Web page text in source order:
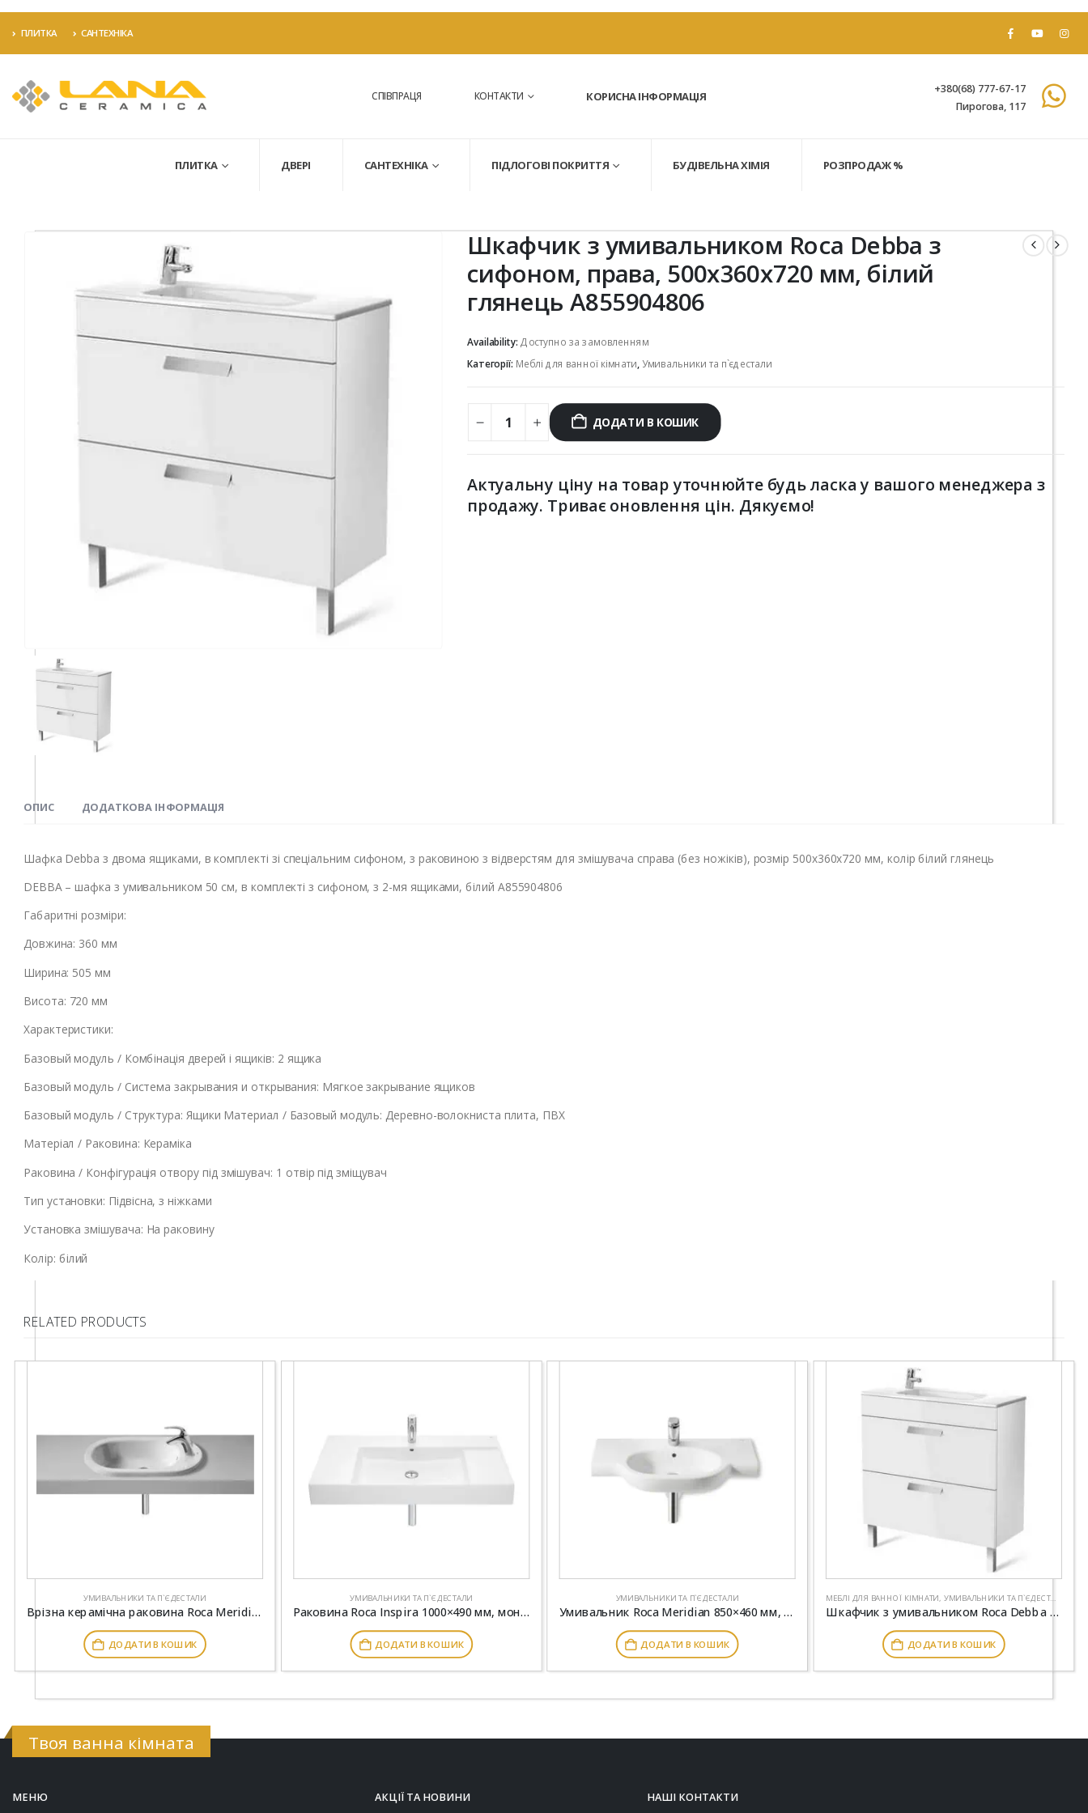
ПЛИТКА САНТЕХНІКА
СПІВПРАЦЯ КОНТАКТИ КОРИСНА ІНФОРМАЦІЯ
+380(68) 777-67-17
Пирогова, 117
ПЛИТКА ДВЕРІ САНТЕХНІКА ПІДЛОГОВІ ПОКРИТТЯ БУДІВЕЛЬНА ХІМІЯ РОЗПРОДАЖ %
Шкафчик з умивальником Roca Debba з
сифоном, права, 500х360х720 мм, білий
глянець A855904806
Availability: Доступно за замовленням
Категорії: Меблі для ванної кімнати,Умивальники та п`єдестали
ДОДАТИ В КОШИК
Актуальну ціну на товар уточнюйте будь ласка у вашого менеджера з
продажу. Триває оновлення цін. Дякуємо!
ОПИС ДОДАТКОВА ІНФОРМАЦІЯ
Шафка Debba з двома ящиками, в комплекті зі спеціальним сифоном, з раковиною з відверстям для змішувача справа (без ножіків), розмір 500х360х720 мм, колір білий глянець
DEBBA – шафка з умивальником 50 см, в комплекті з сифоном, з 2-мя ящиками, білий A855904806
Габаритні розміри:
Довжина: 360 мм
Ширина: 505 мм
Висота: 720 мм
Характеристики:
Базовый модуль / Комбінація дверей і ящиків: 2 ящика
Базовый модуль / Система закрывания и открывания: Мягкое закрывание ящиков
Базовый модуль / Структура: Ящики Материал / Базовый модуль: Деревно-волокниста плита, ПВХ
Матеріал / Раковина: Кераміка
Раковина / Конфігурація отвору під змішувач: 1 отвір під зміщувач
Тип установки: Підвісна, з ніжками
Установка змішувача: На раковину
Колір: білий
RELATED PRODUCTS
УМИВАЛЬНИКИ ТА П`ЄДЕСТАЛИ
Врізна керамічна раковина Roca Meridian 600×340 мм A32724E000
ДОДАТИ В КОШИК
УМИВАЛЬНИКИ ТА П`ЄДЕСТАЛИ
Раковина Roca Inspira 1000×490 мм, монтується зверху або до стіни A32752A000
ДОДАТИ В КОШИК
УМИВАЛЬНИКИ ТА П`ЄДЕСТАЛИ
Умивальник Roca Meridian 850×460 мм, з комплектом кріплень A32724D000
ДОДАТИ В КОШИК
МЕБЛІ ДЛЯ ВАННОЇ КІМНАТИ, УМИВАЛЬНИКИ ТА П`ЄДЕСТАЛИ
Шкафчик з умивальником Roca Debba з сифоном, права, 800х360х720 мм, білий глянець A855907806
ДОДАТИ В КОШИК
Твоя ванна кімната
МЕНЮ АКЦІЇ ТА НОВИНИ НАШІ КОНТАКТИ